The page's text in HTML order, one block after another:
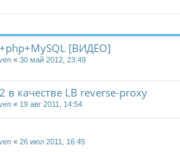
[ВИДЕО]
« 30 май 2012, 23:49
в качестве LB reverse-proxy
« 19 авг 2011, 14:54
« 26 июл 2011, 16:45